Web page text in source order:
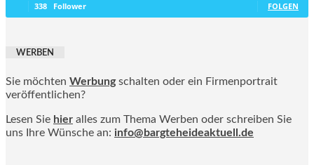
338 Follower FOLGEN
WERBEN
Sie möchten Werbung schalten oder ein Firmenportrait
veröffentlichen?
Lesen Sie hier alles zum Thema Werben oder schreiben Sie
uns Ihre Wünsche an: info@bargteheideaktuell.de